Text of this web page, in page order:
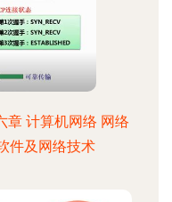
章 计算机网络 网络
件及网络技术